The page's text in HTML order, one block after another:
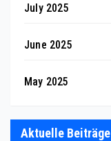
July 2025
June 2025
May 2025
Aktuelle Beiträge